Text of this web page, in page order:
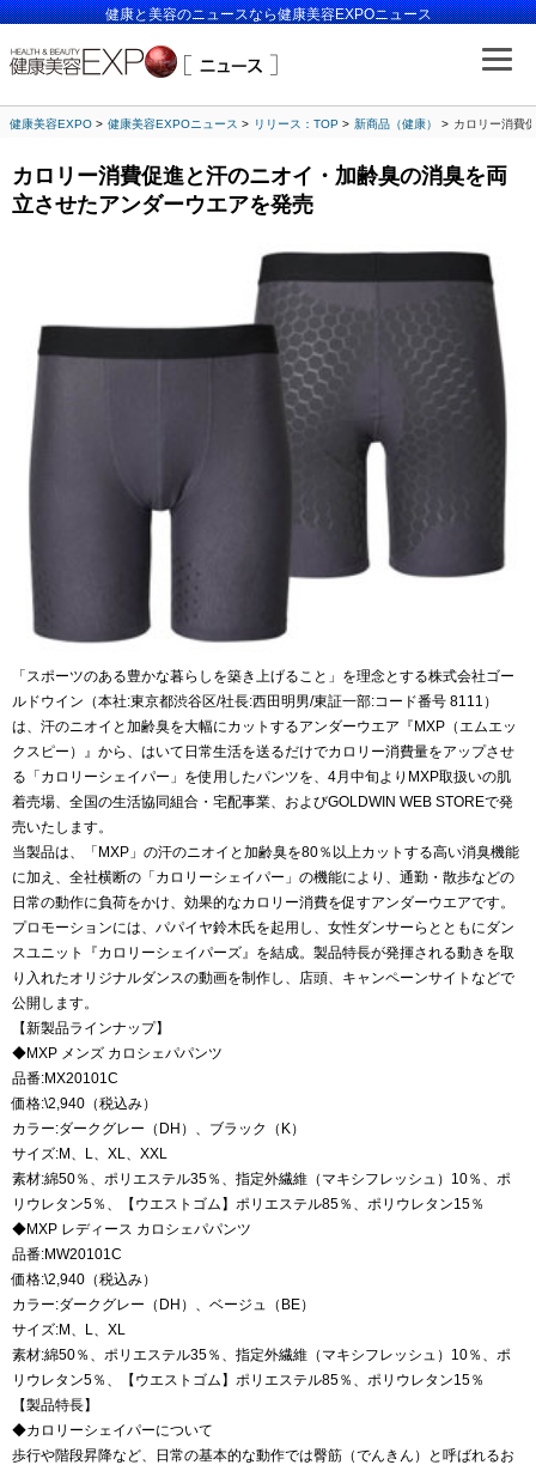
健康と美容のニュースなら健康美容EXPOニュース
健康美容EXPO 健康美容EXPOニュース リリース：TOP 新商品（健康） カロリー消費
カロリー消費促進と汗のニオイ・加齢臭の消臭を両
立させたアンダーウエアを発売
「スポーツのある豊かな暮らしを築き上げること」を理念とする株式会社ゴー
ルドウイン（本社:東京都渋谷区/社長:西田明男/東証一部:コード番号 8111）
は、汗のニオイと加齢臭を大幅にカットするアンダーウエア『MXP（エムエッ
クスピー）』から、はいて日常生活を送るだけでカロリー消費量をアップさせ
る「カロリーシェイパー」を使用したパンツを、4月中旬よりMXP取扱いの肌
着売場、全国の生活協同組合・宅配事業、およびGOLDWIN WEB STOREで発
売いたします。
当製品は、「MXP」の汗のニオイと加齢臭を80％以上カットする高い消臭機能
に加え、全社横断の「カロリーシェイパー」の機能により、通勤・散歩などの
日常の動作に負荷をかけ、効果的なカロリー消費を促すアンダーウエアです。
プロモーションには、パパイヤ鈴木氏を起用し、女性ダンサーらとともにダン
スユニット『カロリーシェイパーズ』を結成。製品特長が発揮される動きを取
り入れたオリジナルダンスの動画を制作し、店頭、キャンペーンサイトなどで
公開します。
【新製品ラインナップ】
◆MXP メンズ カロシェパパンツ
品番:MX20101C
価格:\2,940（税込み）
カラー:ダークグレー（DH）、ブラック（K）
サイズ:M、L、XL、XXL
素材:綿50％、ポリエステル35％、指定外繊維（マキシフレッシュ）10％、ポ
リウレタン5％、【ウエストゴム】ポリエステル85％、ポリウレタン15％
◆MXP レディース カロシェパパンツ
品番:MW20101C
価格:\2,940（税込み）
カラー:ダークグレー（DH）、ベージュ（BE）
サイズ:M、L、XL
素材:綿50％、ポリエステル35％、指定外繊維（マキシフレッシュ）10％、ポ
リウレタン5％、【ウエストゴム】ポリエステル85％、ポリウレタン15％
【製品特長】
◆カロリーシェイパーについて
歩行や階段昇降など、日常の基本的な動作では臀筋（でんきん）と呼ばれるお